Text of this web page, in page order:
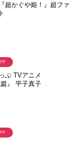
超かぐや姫！』超ファ
ぷ TVアニメ
篇』 平子真子
中
中